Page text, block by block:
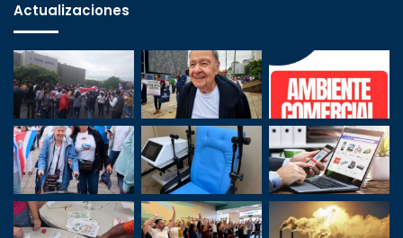
Actualizaciones